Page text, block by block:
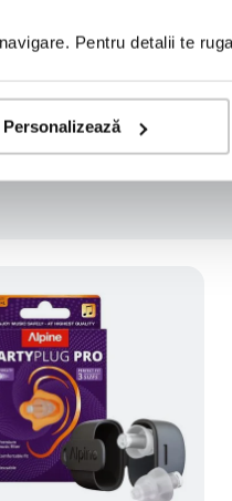
Pentru detalii te
Personalizează
Scrie prima recenzie